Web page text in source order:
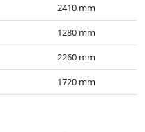
2410 mm
1280 mm
2260 mm
1720 mm